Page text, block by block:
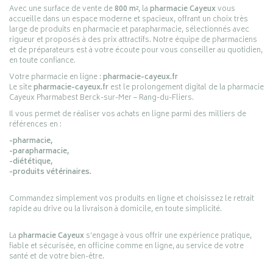
Avec une surface de vente de800 m², lapharmacie Cayeuxvous
accueille dans un espace moderne et spacieux, offrant un choix très
large de produits en pharmacie et parapharmacie, sélectionnés avec
rigueur et proposés à des prix attractifs. Notre équipe de pharmaciens
et de préparateurs est à votre écoute pour vous conseiller au quotidien,
en toute confiance.
Votre pharmacie en ligne :pharmacie-cayeux.fr
Le sitepharmacie-cayeux.frest le prolongement digital de la pharmacie
Cayeux Pharmabest Berck-sur-Mer – Rang-du-Fliers.
Il vous permet de réaliser vos achats en ligne parmi des milliers de
références en :
-pharmacie,
-parapharmacie,
-diététique,
-produits vétérinaires.
Commandez simplement vos produits en ligne et choisissez le retrait
rapide au drive ou la livraison à domicile, en toute simplicité.
Lapharmacie Cayeuxs’engage à vous offrir une expérience pratique,
fiable et sécurisée, en officine comme en ligne, au service de votre
santé et de votre bien-être.